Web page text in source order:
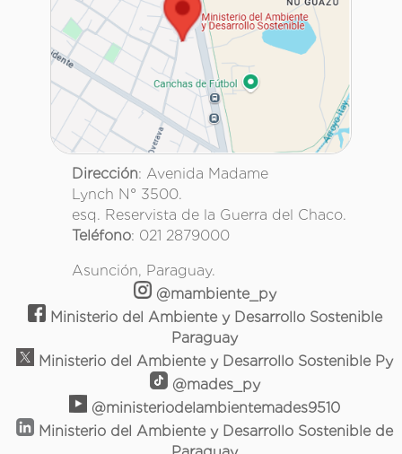
Dirección: Avenida Madame
Lynch N° 3500.
esq. Reservista de la Guerra del Chaco.
Teléfono: 021 2879000
Asunción, Paraguay.
@mambiente_py
Ministerio del Ambiente y Desarrollo Sostenible
Paraguay
Ministerio del Ambiente y Desarrollo Sostenible Py
@mades_py
@ministeriodelambientemades9510
Ministerio del Ambiente y Desarrollo Sostenible de